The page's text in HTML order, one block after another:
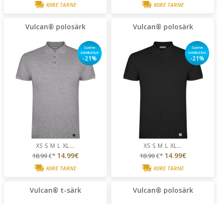
KIIRE TARNE KIIRE TARNE
Vulcan® polosärk
Suvine
soodustus
-21%
XS S M L XL...
18.99€* 14.99€
KIIRE TARNE
Vulcan® polosärk
Suvine
soodustus
-21%
XS S M L XL...
18.99€* 14.99€
KIIRE TARNE
Vulcan® t-särk Vulcan® polosärk